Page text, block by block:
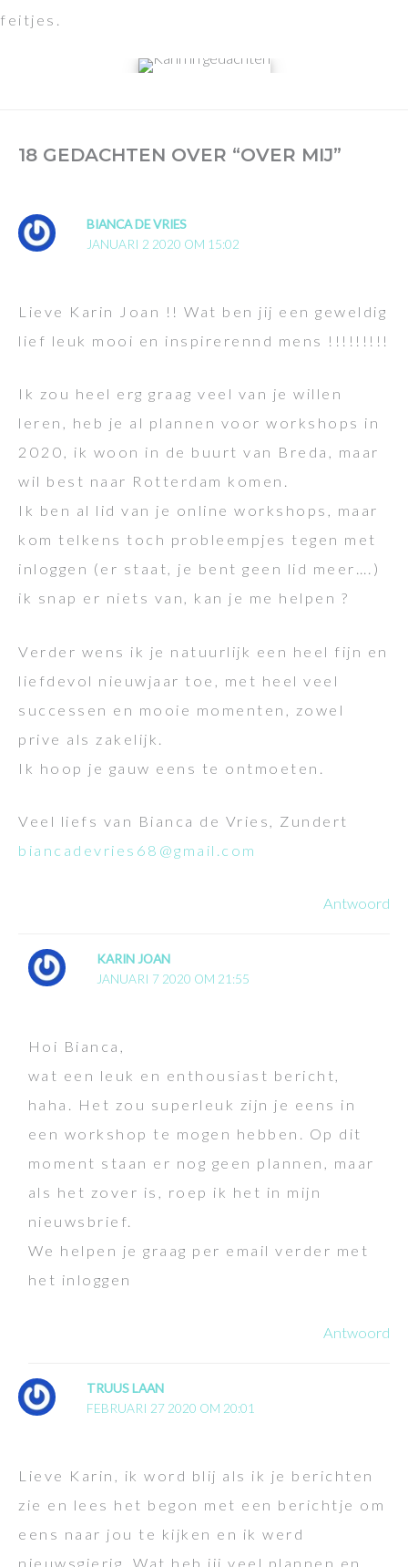
feitjes.
18 GEDACHTEN OVER “OVER MIJ”
BIANCA DE VRIES
JANUARI 2 2020 OM 15:02
Lieve Karin Joan !! Wat ben jij een geweldig
lief leuk mooi en inspirerennd mens !!!!!!!!!
Ik zou heel erg graag veel van je willen
leren, heb je al plannen voor workshops in
2020, ik woon in de buurt van Breda, maar
wil best naar Rotterdam komen.
Ik ben al lid van je online workshops, maar
kom telkens toch probleempjes tegen met
inloggen (er staat, je bent geen lid meer….)
ik snap er niets van, kan je me helpen ?
Verder wens ik je natuurlijk een heel fijn en
liefdevol nieuwjaar toe, met heel veel
successen en mooie momenten, zowel
prive als zakelijk.
Ik hoop je gauw eens te ontmoeten.
Veel liefs van Bianca de Vries, Zundert
biancadevries68@gmail.com
Antwoord
KARIN JOAN
JANUARI 7 2020 OM 21:55
Hoi Bianca,
wat een leuk en enthousiast bericht,
haha. Het zou superleuk zijn je eens in
een workshop te mogen hebben. Op dit
moment staan er nog geen plannen, maar
als het zover is, roep ik het in mijn
nieuwsbrief.
We helpen je graag per email verder met
het inloggen
Antwoord
TRUUS LAAN
FEBRUARI 27 2020 OM 20:01
Lieve Karin, ik word blij als ik je berichten
zie en lees het begon met een berichtje om
eens naar jou te kijken en ik werd
nieuwsgierig. Wat heb jij veel plannen en